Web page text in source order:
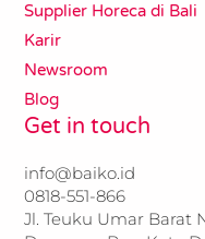
Supplier Horeca di Bali
Karir
Newsroom
Blog
Get in touch
info@baiko.id
0818-551-866​​
Jl. Teuku Umar Barat